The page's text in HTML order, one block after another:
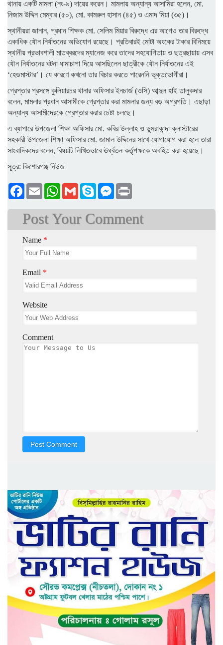
থানায় একটি মামলা (নং-৯) দায়ের করেন। মামলায় অন্যান্য আসামিরা হলেন, মো.
নিজাম উদ্দিন মেম্বার (৫০), মো. কামরুল হাসান (৪৫) ও এমাদ মিয়া (৩৫)।
স্থানীয়রা জানান, প্রধান শিক্ষক মো. সেলিম মিয়ার বিরুদ্ধে এর আগেও তার বিরুদ্ধে
একাধিক যৌন নির্যাতনের অভিযোগ রয়েছে। প্রতিবারই মোটা অংকের টাকার বিনিময়ে
স্থানীয় প্রভাবশালী মাতব্বরদের ম্যানেজ করে তাদের সহযোগিতায় ও ছত্রছায়ায় এসব
যৌন নির্যাতনের ঘটনা ধামাচাপা দিয়ে আসছিলেন ছাত্রীকে যৌন নির্যাতনের এই
‘হেডমাস্টার’। যে কারণে কখনো তার বিচার করতে পারেননি ভূক্তভোগীরা।
গ্রেপ্তার প্রসঙ্গে কুলিয়ারচর থানার অফিসার ইনচার্জ (ওসি) আব্দুল হাই তালুকদার
বলেন, মামলার প্রধান আসামীকে গ্রেপ্তার করা মামলার জন্য বড় অগ্রগতি। এছাড়া
অন্যান্য আসামীদেরকে গ্রেপ্তার করার চেষ্টা চলছে।
এ ব্যাপারে উপজেলা শিক্ষা অফিসার মো. কবির উল্লাহ ও ডুমরাকান্দা ক্লাস্টারের
সহকারী উপজেলা শিক্ষা অফিসার মো. জামাল উদ্দিনের সাথে যোগাযোগ করা হলে তারা
সাংবাদিকদের বলেন, বিষয়টি লিখিতভাবে ঊর্ধ্বতন কর্তৃপক্ষকে অবহিত করা হয়েছে।
সূত্র: কিশোরগঞ্জ নিউজ
Facebook
Email WhatsApp
Gmail Skype Messenger
Post Your Comment
Name *
Email *
Website
Comment